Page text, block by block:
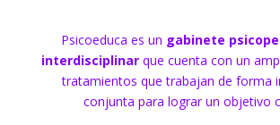
Psicoeduca es un gabinete
interdisciplinarque cuenta con un
tratamientos que trabajan de forma
conjunta para lograr un objetivo